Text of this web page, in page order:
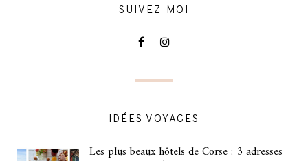
SUIVEZ-MOI
IDÉES VOYAGES
Les plus beaux hôtels de Corse : 3 adresses